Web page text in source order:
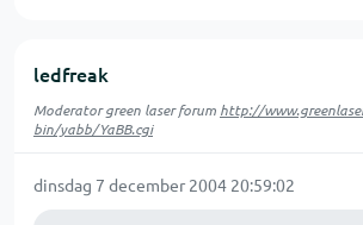
ledfreak
Moderator green laser forum http://
bin/yabb/YaBB.cgi
dinsdag 7 december 2004 20:59:02